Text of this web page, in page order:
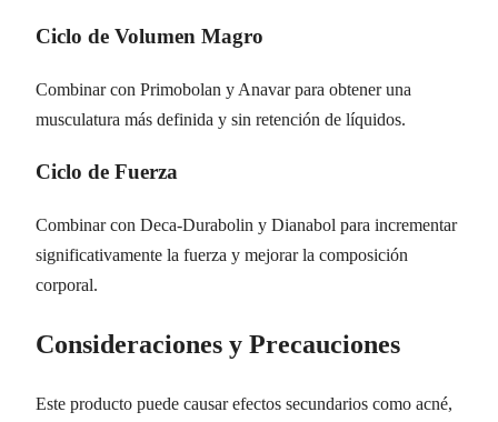
Ciclo de Volumen Magro
Combinar con Primobolan y Anavar para obtener una
musculatura más definida y sin retención de líquidos.
Ciclo de Fuerza
Combinar con Deca-Durabolin y Dianabol para incrementar
significativamente la fuerza y mejorar la composición
corporal.
Consideraciones y Precauciones
Este producto puede causar efectos secundarios como acné,